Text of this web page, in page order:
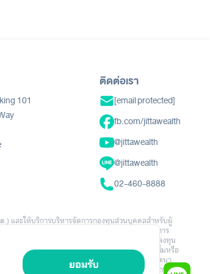
101
ติดต่อเรา
[email protected]
fb.com/jittawealth
@jittawealth
@jittawealth
02-460-8888
และให้บริการบริหารจัดการกองทุนส่วนบุคคลสำหรับผู้
อการชักชวนให้ลงทุนหรือทำธุรกรรมใดๆ ข้อมูล ผลการ
าคต การลงทุนมีความเสี่ยง ผู้ลงทุนอาจสูญเสียเงินลงทุน
โยบายการลงทุน จำนวนเงินลงทุน พฤติกรรมการเพิ่มหรือ
ท้อนผลลัพธ์ของผู้ลงทุนทั้งหมด Jitta Wealth ไม่มีเจตนา
Wealth” เป็นเครื่องหมายการค้าของบริษัทหลักทรัพย์
ยอมรับ